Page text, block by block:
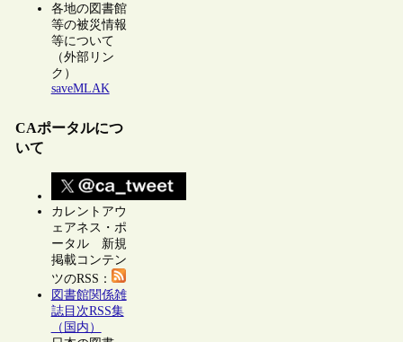
各地の図書館
等の被災情報
等について
（外部リン
ク）
saveMLAK
CAポータルにつ
いて
カレントアウ
ェアネス・ポ
ータル 新規
掲載コンテン
ツのRSS：
図書館関係雑
誌目次RSS集
（国内）